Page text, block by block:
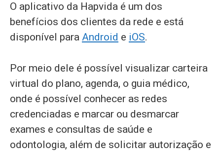
O aplicativo da Hapvida é um dos
benefícios dos clientes da rede e está
disponível para Android e iOS.
Por meio dele é possível visualizar carteira
virtual do plano, agenda, o guia médico,
onde é possível conhecer as redes
credenciadas e marcar ou desmarcar
exames e consultas de saúde e
odontologia, além de solicitar autorização e